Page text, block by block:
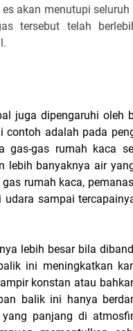
akan menutupi
tersebut telah
juga dipengaruhi oleh
contoh adalah pada
gas-gas rumah kaca
lebih banyaknya air
rumah kaca,
sampai
lebih besar bila
ini meningkatkan
konstan atau
balik ini hanya
panjang di